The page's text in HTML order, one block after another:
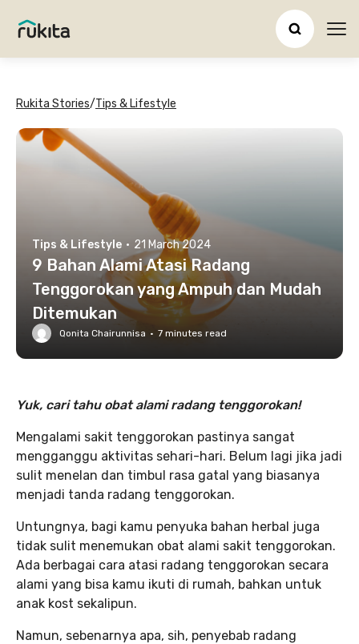
Rukita Stories/Tips & Lifestyle
Tips & Lifestyle · 21 March 2024
9 Bahan Alami Atasi Radang
Tenggorokan yang Ampuh dan Mudah
Ditemukan
Qonita Chairunnisa · 7 minutes read
Yuk, cari tahu obat alami radang tenggorokan!
Mengalami sakit tenggorokan pastinya sangat
mengganggu aktivitas sehari-hari. Belum lagi jika jadi
sulit menelan dan timbul rasa gatal yang biasanya
menjadi tanda radang tenggorokan.
Untungnya, bagi kamu penyuka bahan herbal juga
tidak sulit menemukan obat alami sakit tenggorokan.
Ada berbagai cara atasi radang tenggorokan secara
alami yang bisa kamu ikuti di rumah, bahkan untuk
anak kost sekalipun.
Namun, sebenarnya apa, sih, penyebab radang